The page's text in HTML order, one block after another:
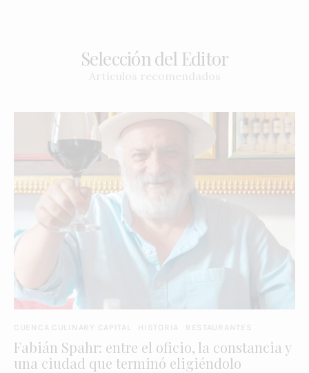
Selección del Editor
Artículos recomendados
CUENCA CULINARY CAPITAL HISTORIA RESTAURANTES
Fabián Spahr: entre el oficio, la constancia y
una ciudad que terminó eligiéndolo